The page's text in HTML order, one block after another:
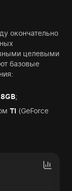
окончательно
целевыми
базовые
;
TI (GeForce